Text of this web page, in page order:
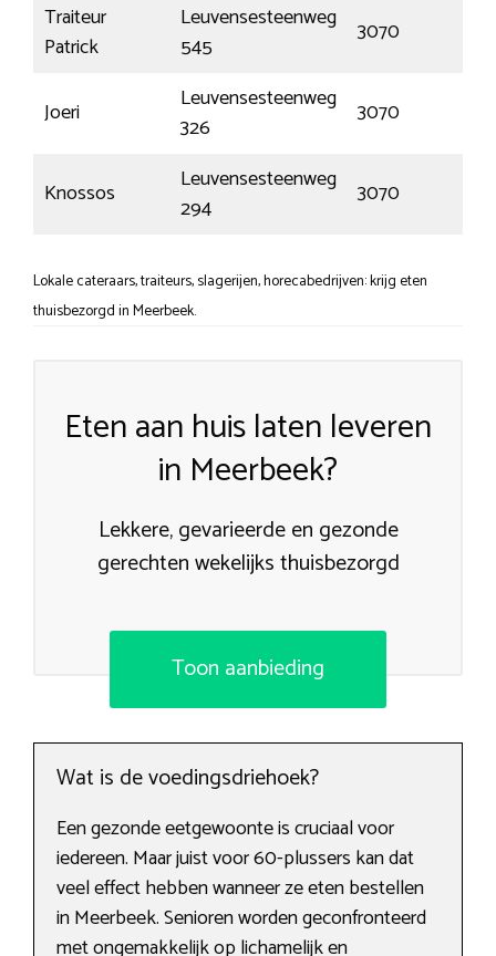
Traiteur
Patrick
Leuvensesteenweg
545
3070
Joeri
Leuvensesteenweg
326
3070
Knossos
Leuvensesteenweg
294
3070
Lokale cateraars, traiteurs, slagerijen, horecabedrijven: krijg eten
thuisbezorgd in Meerbeek.
Eten aan huis laten leveren
in Meerbeek?
Lekkere, gevarieerde en gezonde
gerechten wekelijks thuisbezorgd
Toon aanbieding
Wat is de voedingsdriehoek?
Een gezonde eetgewoonte is cruciaal voor
iedereen. Maar juist voor 60-plussers kan dat
veel effect hebben wanneer ze eten bestellen
in Meerbeek. Senioren worden geconfronteerd
met ongemakkelijk op lichamelijk en